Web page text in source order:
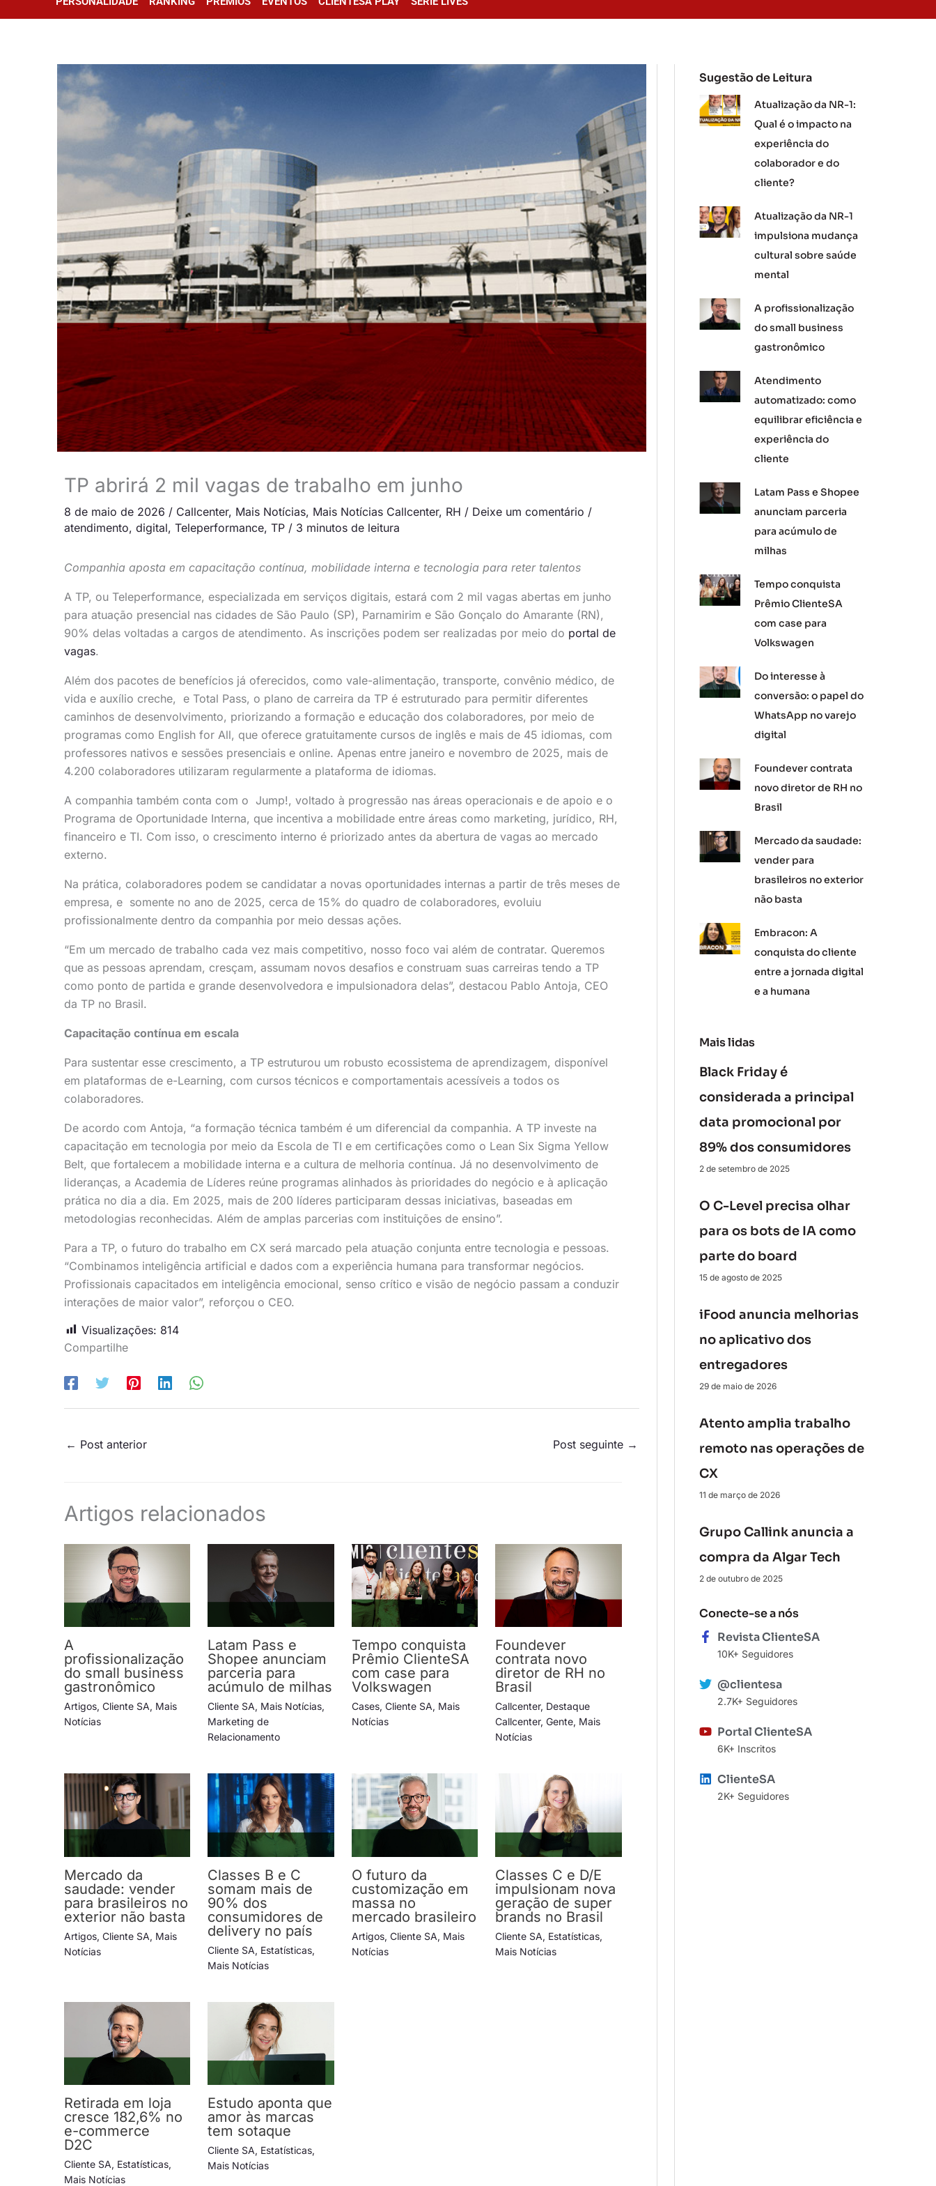
TP abrirá 2 mil vagas de trabalho em junho
8 de maio de 2026 / Callcenter, Mais Notícias, Mais Notícias Callcenter, RH / Deixe um comentário /
atendimento, digital, Teleperformance, TP / 3 minutos de leitura
Companhia aposta em capacitação contínua, mobilidade interna e tecnologia para reter talentos
A TP, ou Teleperformance, especializada em serviços digitais, estará com 2 mil vagas abertas em junho
para atuação presencial nas cidades de São Paulo (SP), Parnamirim e São Gonçalo do Amarante (RN),
90% delas voltadas a cargos de atendimento. As inscrições podem ser realizadas por meio do portal de
vagas.
Além dos pacotes de benefícios já oferecidos, como vale-alimentação, transporte, convênio médico, de
vida e auxílio creche, e Total Pass, o plano de carreira da TP é estruturado para permitir diferentes
caminhos de desenvolvimento, priorizando a formação e educação dos colaboradores, por meio de
programas como English for All, que oferece gratuitamente cursos de inglês e mais de 45 idiomas, com
professores nativos e sessões presenciais e online. Apenas entre janeiro e novembro de 2025, mais de
4.200 colaboradores utilizaram regularmente a plataforma de idiomas.
A companhia também conta com o Jump!, voltado à progressão nas áreas operacionais e de apoio e o
Programa de Oportunidade Interna, que incentiva a mobilidade entre áreas como marketing, jurídico, RH,
financeiro e TI. Com isso, o crescimento interno é priorizado antes da abertura de vagas ao mercado
externo.
Na prática, colaboradores podem se candidatar a novas oportunidades internas a partir de três meses de
empresa, e somente no ano de 2025, cerca de 15% do quadro de colaboradores, evoluiu
profissionalmente dentro da companhia por meio dessas ações.
“Em um mercado de trabalho cada vez mais competitivo, nosso foco vai além de contratar. Queremos
que as pessoas aprendam, cresçam, assumam novos desafios e construam suas carreiras tendo a TP
como ponto de partida e grande desenvolvedora e impulsionadora delas”, destacou Pablo Antoja, CEO
da TP no Brasil.
Capacitação contínua em escala
Para sustentar esse crescimento, a TP estruturou um robusto ecossistema de aprendizagem, disponível
em plataformas de e-Learning, com cursos técnicos e comportamentais acessíveis a todos os
colaboradores.
De acordo com Antoja, “a formação técnica também é um diferencial da companhia. A TP investe na
capacitação em tecnologia por meio da Escola de TI e em certificações como o Lean Six Sigma Yellow
Belt, que fortalecem a mobilidade interna e a cultura de melhoria contínua. Já no desenvolvimento de
lideranças, a Academia de Líderes reúne programas alinhados às prioridades do negócio e à aplicação
prática no dia a dia. Em 2025, mais de 200 líderes participaram dessas iniciativas, baseadas em
metodologias reconhecidas. Além de amplas parcerias com instituições de ensino”.
Para a TP, o futuro do trabalho em CX será marcado pela atuação conjunta entre tecnologia e pessoas.
“Combinamos inteligência artificial e dados com a experiência humana para transformar negócios.
Profissionais capacitados em inteligência emocional, senso crítico e visão de negócio passam a conduzir
interações de maior valor”, reforçou o CEO.
Visualizações: 814
Compartilhe
← Post anterior Post seguinte →
Artigos relacionados
A
profissionalização
do small business
gastronômico
Artigos, Cliente SA, Mais
Notícias
Latam Pass e
Shopee anunciam
parceria para
acúmulo de milhas
Cliente SA, Mais Notícias,
Marketing de
Relacionamento
Tempo conquista
Prêmio ClienteSA
com case para
Volkswagen
Cases, Cliente SA, Mais
Notícias
Foundever
contrata novo
diretor de RH no
Brasil
Callcenter, Destaque
Callcenter,Gente, Mais
Notícias
Mercado da
saudade: vender
para brasileiros no
exterior não basta
Artigos, Cliente SA, Mais
Notícias
Classes B e C
somam mais de
90% dos
consumidores de
delivery no país
Cliente SA, Estatísticas,
Mais Notícias
O futuro da
customização em
massa no
mercado brasileiro
Artigos, Cliente SA, Mais
Notícias
Classes C e D/E
impulsionam nova
geração de super
brands no Brasil
Cliente SA, Estatísticas,
Mais Notícias
Retirada em loja
cresce 182,6% no
e-commerce
D2C
Cliente SA, Estatísticas,
Mais Notícias
Estudo aponta que
amor às marcas
tem sotaque
Cliente SA, Estatísticas,
Mais Notícias
Sugestão de Leitura
Atualização da NR-1:
Qual é o impacto na
experiência do
colaborador e do
cliente?
Atualização da NR-1
impulsiona mudança
cultural sobre saúde
mental
A profissionalização
do small business
gastronômico
Atendimento
automatizado: como
equilibrar eficiência e
experiência do
cliente
Latam Pass e Shopee
anunciam parceria
para acúmulo de
milhas
Tempo conquista
Prêmio ClienteSA
com case para
Volkswagen
Do interesse à
conversão: o papel do
WhatsApp no varejo
digital
Foundever contrata
novo diretor de RH no
Brasil
Mercado da saudade:
vender para
brasileiros no exterior
não basta
Embracon: A
conquista do cliente
entre a jornada digital
e a humana
Mais lidas
Black Friday é
considerada a principal
data promocional por
89% dos consumidores
2 de setembro de 2025
O C-Level precisa olhar
para os bots de IA como
parte do board
15 de agosto de 2025
iFood anuncia melhorias
no aplicativo dos
entregadores
29 de maio de 2026
Atento amplia trabalho
remoto nas operações de
CX
11 de março de 2026
Grupo Callink anuncia a
compra da Algar Tech
2 de outubro de 2025
Conecte-se a nós
Revista ClienteSA
10K+ Seguidores
@clientesa
2.7K+ Seguidores
Portal ClienteSA
6K+ Inscritos
ClienteSA
2K+ Seguidores